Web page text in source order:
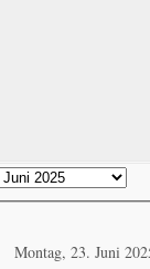
Montag, 23. Juni